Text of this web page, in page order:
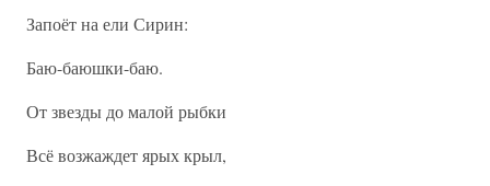
Запоёт на ели Сирин:
Баю-баюшки-баю.
От звезды до малой рыбки
Всё возжаждет ярых крыл,